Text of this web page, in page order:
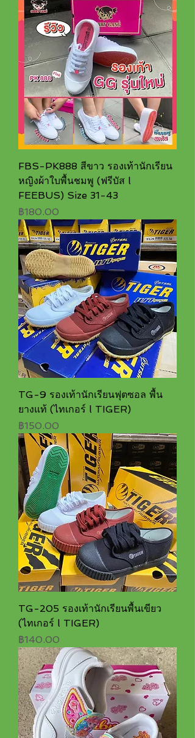
FBS-PK888 สีขาว รองเท้านักเรียน
หญิงผ้าใบพื้นชมพู (ฟรีบัส l
FEEBUS) Size 31-43
ราคา
฿180.00
TG-9 รองเท้านักเรียนฟุตซอล พื้น
ยางแท้ (ไทเกอร์ l TIGER)
ราคา
฿150.00
TG-205 รองเท้านักเรียนพื้นเขียว
(ไทเกอร์ l TIGER)
ราคา
฿140.00